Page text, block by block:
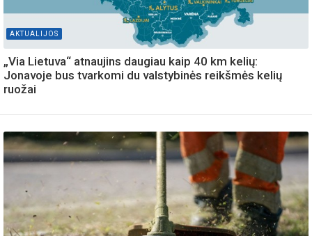
AKTUALIJOS
„Via Lietuva“ atnaujins daugiau kaip 40 km kelių:
Jonavoje bus tvarkomi du valstybinės reikšmės kelių
ruožai